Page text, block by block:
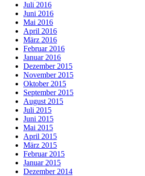
Juli 2016
Juni 2016
Mai 2016
April 2016
März 2016
Februar 2016
Januar 2016
Dezember 2015
November 2015
Oktober 2015
September 2015
August 2015
Juli 2015
Juni 2015
Mai 2015
April 2015
März 2015
Februar 2015
Januar 2015
Dezember 2014